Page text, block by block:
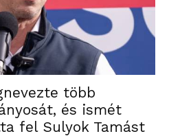
több
és ismét
fel Sulyok Tamást